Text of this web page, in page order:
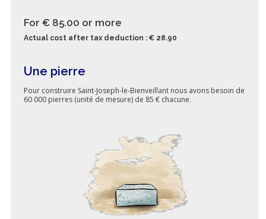
For € 85.00 or more
Actual cost after tax deduction : € 28.90
Une pierre
Pour construire Saint-Joseph-le-Bienveillant nous avons besoin de
60 000 pierres (unité de mesure) de 85 € chacune.